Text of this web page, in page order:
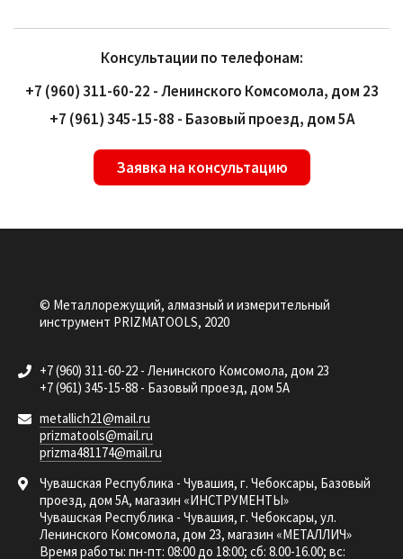
Консультации по телефонам:
+7 (960) 311-60-22 - Ленинского Комсомола, дом 23
+7 (961) 345-15-88 - Базовый проезд, дом 5А
Заявка на консультацию
© Металлорежущий, алмазный и измерительный
инструмент PRIZMATOOLS, 2020
+7 (960) 311-60-22 - Ленинского Комсомола, дом 23
+7 (961) 345-15-88 - Базовый проезд, дом 5А
metallich21@mail.ru
prizmatools@mail.ru
prizma481174@mail.ru
Чувашская Республика - Чувашия, г. Чебоксары, Базовый
проезд, дом 5А, магазин «ИНСТРУМЕНТЫ»
Чувашская Республика - Чувашия, г. Чебоксары, ул.
Ленинского Комсомола, дом 23, магазин «МЕТАЛЛИЧ»
Время работы: пн-пт: 08:00 до 18:00; сб: 8.00-16.00; вс: